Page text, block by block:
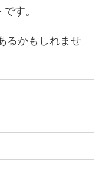
す。
るかもしれませ